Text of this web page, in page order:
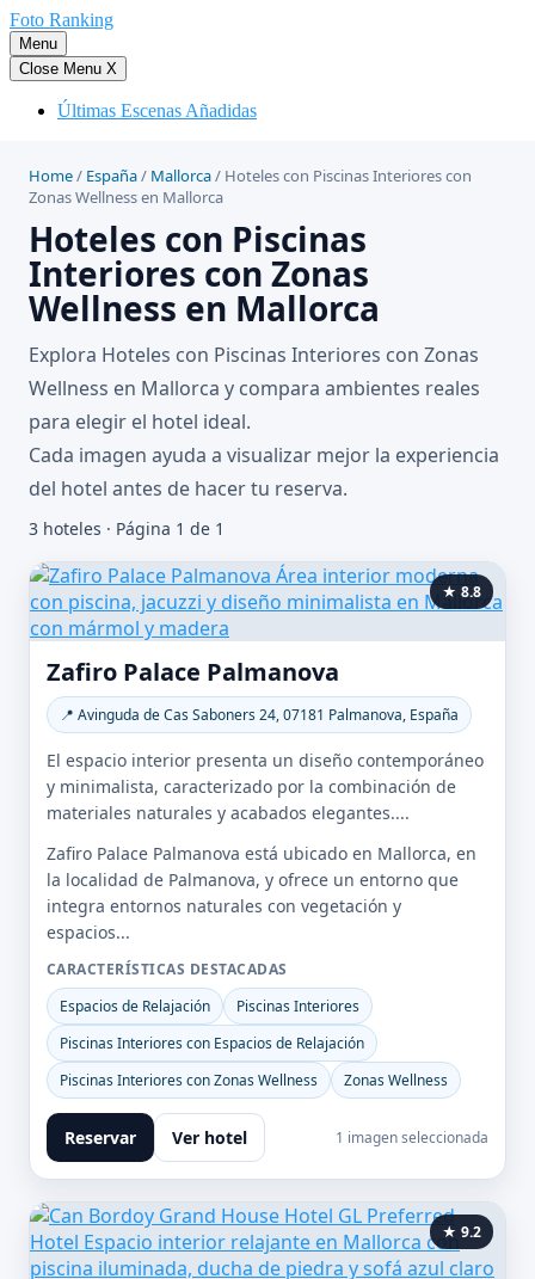
Saltar
al
contenido
Foto Ranking
Menu
Close Menu X
Últimas Escenas Añadidas
Home/ España/ Mallorca/ Hoteles con Piscinas Interiores con
Zonas Wellness en Mallorca
Hoteles con Piscinas
Interiores con Zonas
Wellness en Mallorca
Explora Hoteles con Piscinas Interiores con Zonas
Wellness en Mallorca y compara ambientes reales
para elegir el hotel ideal.
Cada imagen ayuda a visualizar mejor la experiencia
del hotel antes de hacer tu reserva.
3 hoteles · Página 1 de 1
★ 8.8
Zafiro Palace Palmanova
📍 Avinguda de Cas Saboners 24, 07181 Palmanova, España
El espacio interior presenta un diseño contemporáneo
y minimalista, caracterizado por la combinación de
materiales naturales y acabados elegantes....
Zafiro Palace Palmanova está ubicado en Mallorca, en
la localidad de Palmanova, y ofrece un entorno que
integra entornos naturales con vegetación y
espacios...
CARACTERÍSTICAS DESTACADAS
Espacios de Relajación
Piscinas Interiores
Piscinas Interiores con Espacios de Relajación
Piscinas Interiores con Zonas Wellness
Zonas Wellness
Reservar Ver hotel 1 imagen seleccionada
★ 9.2